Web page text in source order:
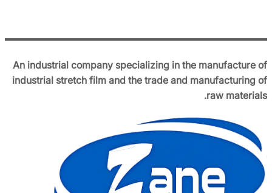
An industrial company specializing in the manufacture of
industrial stretch film and the trade and manufacturing of
raw materials.